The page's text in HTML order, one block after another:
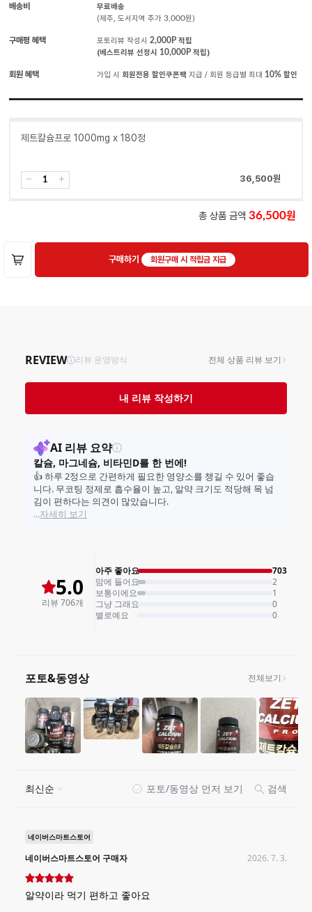
배송비
무료배송
(제주, 도서지역 추가 3,000원)
구매평 혜택 포토리뷰 작성시 2,000P적립
(베스트리뷰 선정시 10,000P적립)
회원 혜택 가입 시 회원전용 할인쿠폰팩 지급 / 회원 등급별 최대 10%할인
제트칼슘프로 1000mg x 180정
36,500원
총 상품 금액 36,500
구매하기 회원구매 시 적립금 지급